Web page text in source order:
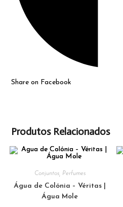
Share on Facebook
Produtos Relacionados
Conjuntos, Perfumes
Água de Colónia – Véritas |
Água Mole